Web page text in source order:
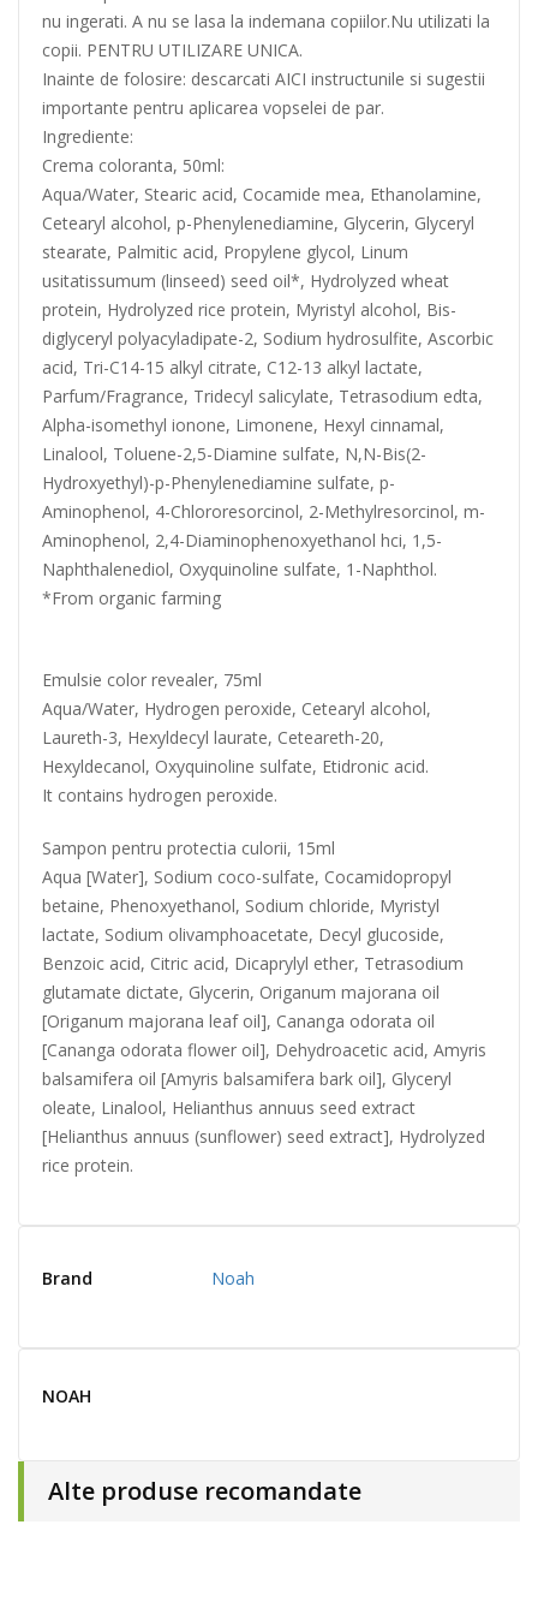
nu ingerati. A nu se lasa la indemana copiilor.Nu utilizati la
copii. PENTRU UTILIZARE UNICA.
Inainte de folosire: descarcati AICI instructunile si sugestii
importante pentru aplicarea vopselei de par.
Ingrediente:
Crema coloranta, 50ml:
Aqua/Water, Stearic acid, Cocamide mea, Ethanolamine,
Cetearyl alcohol, p-Phenylenediamine, Glycerin, Glyceryl
stearate, Palmitic acid, Propylene glycol, Linum
usitatissumum (linseed) seed oil*, Hydrolyzed wheat
protein, Hydrolyzed rice protein, Myristyl alcohol, Bis-
diglyceryl polyacyladipate-2, Sodium hydrosulfite, Ascorbic
acid, Tri-C14-15 alkyl citrate, C12-13 alkyl lactate,
Parfum/Fragrance, Tridecyl salicylate, Tetrasodium edta,
Alpha-isomethyl ionone, Limonene, Hexyl cinnamal,
Linalool, Toluene-2,5-Diamine sulfate, N,N-Bis(2-
Hydroxyethyl)-p-Phenylenediamine sulfate, p-
Aminophenol, 4-Chlororesorcinol, 2-Methylresorcinol, m-
Aminophenol, 2,4-Diaminophenoxyethanol hci, 1,5-
Naphthalenediol, Oxyquinoline sulfate, 1-Naphthol.
*From organic farming
Emulsie color revealer, 75ml
Aqua/Water, Hydrogen peroxide, Cetearyl alcohol,
Laureth-3, Hexyldecyl laurate, Ceteareth-20,
Hexyldecanol, Oxyquinoline sulfate, Etidronic acid.
It contains hydrogen peroxide.
Sampon pentru protectia culorii, 15ml
Aqua [Water], Sodium coco-sulfate, Cocamidopropyl
betaine, Phenoxyethanol, Sodium chloride, Myristyl
lactate, Sodium olivamphoacetate, Decyl glucoside,
Benzoic acid, Citric acid, Dicaprylyl ether, Tetrasodium
glutamate dictate, Glycerin, Origanum majorana oil
[Origanum majorana leaf oil], Cananga odorata oil
[Cananga odorata flower oil], Dehydroacetic acid, Amyris
balsamifera oil [Amyris balsamifera bark oil], Glyceryl
oleate, Linalool, Helianthus annuus seed extract
[Helianthus annuus (sunflower) seed extract], Hydrolyzed
rice protein.
Brand Noah
NOAH
Alte produse recomandate